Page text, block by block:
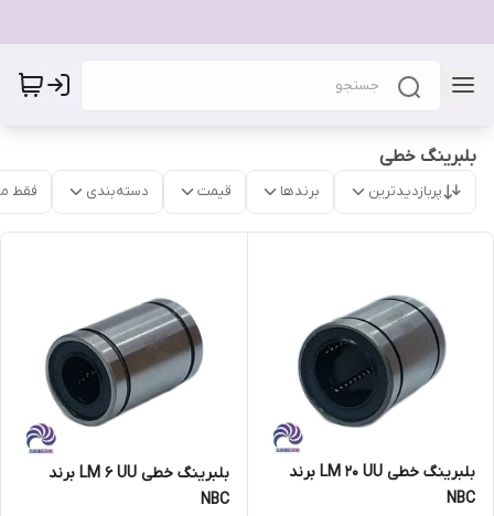
بلبرینگ خطی
پربازدیدترین برندها قیمت دسته‌بندی فقط
بلبرینگ خطی LM 20 UU برند
NBC
بلبرینگ خطی LM 6 UU برند
NBC